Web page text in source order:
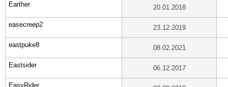
Earther 20.01.2018
easecreep2 23.12.2019
eastpuke8 08.02.2021
Eastsider 06.12.2017
EasyRider